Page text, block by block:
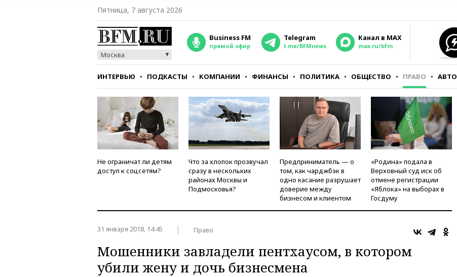
Пятница, 7 августа 2026
Москва
Business FM
прямой эфир
Telegram
t.me/BFMnews
Канал в MAX
max.ru/bfm
ИНТЕРВЬЮ ПОДКАСТЫ КОМПАНИИ ФИНАНСЫ ПОЛИТИКА ОБЩЕСТВО ПРАВО АВТО
СТИЛЬ ТЕСТЫ
Не ограничат ли детям
доступ к соцсетям?
Что за хлопок прозвучал
сразу в нескольких
районах Москвы и
Подмосковья?
Предприниматель — о
том, как чарджбэк в
одно касание разрушает
доверие между
бизнесом и клиентом
«Родина» подала в
Верховный суд иск об
отмене регистрации
«Яблока» на выборах в
Госдуму
31 января 2018, 14:45 Право
Мошенники завладели пентхаусом, в котором
убили жену и дочь бизнесмена